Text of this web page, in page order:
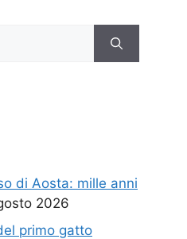
di Aosta: mille anni
2026
primo gatto